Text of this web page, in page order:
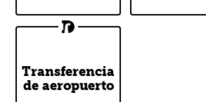
Transferencia
de aeropuerto
Airlink
Express
Transfer Hub